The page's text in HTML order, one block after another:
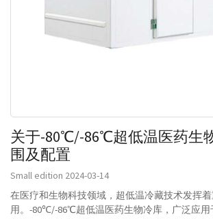
关于-80℃/-86℃超低温医药生
围及配置
Small edition 2024-03-14
在医疗和生物科技领域，超低温冷藏技术发挥
用。-80℃/-86℃超低温医药生物冷库，广泛应用